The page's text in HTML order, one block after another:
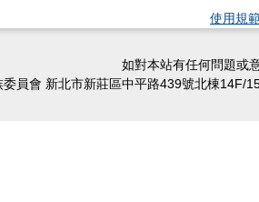
使用規
如對本站有任何問題或
委員會 新北市新莊區中平路439號北棟